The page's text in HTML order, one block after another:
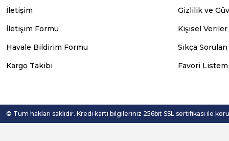
İletişim
İletişim Formu
Havale Bildirim Formu
Kargo Takibi
Gizlilik ve
Kişisel
Sıkça
Favori Listem
© Tüm hakları saklıdır. Kredi kartı bilgileriniz 256bit SSL sertifikası ile